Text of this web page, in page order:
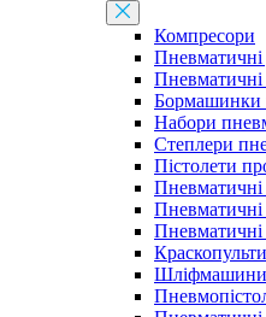
Компресори
Пневматичні
Пневматичні
Бормашинки
Набори
Степлери
Пістолети
Пневматичні
Пневматичні
Шліфмашини